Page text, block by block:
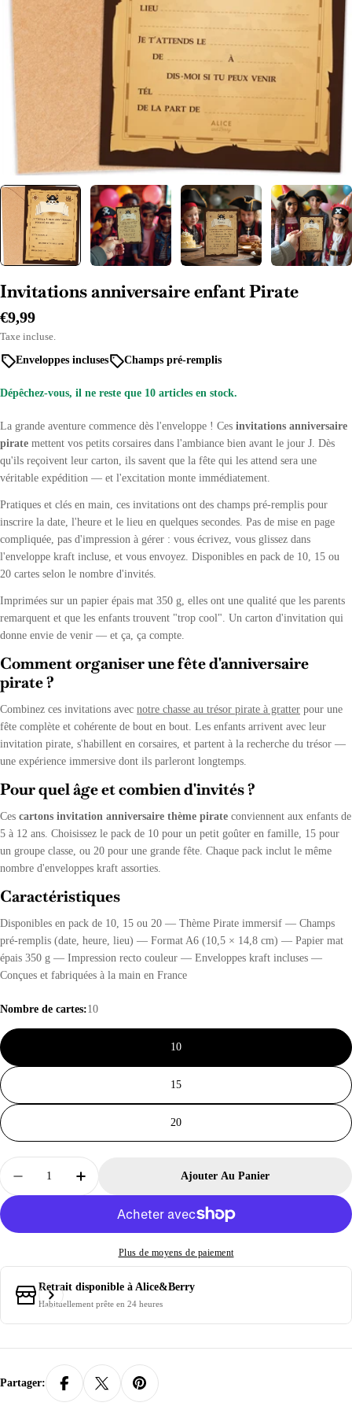
le média 0 en mode modal
Invitations anniversaire enfant Pirate
Prix
régulier
€9,99
Taxe incluse.
Enveloppes incluses Champs pré-remplis
Dépêchez-vous, il ne reste que 10 articles en stock.
La grande aventure commence dès l'enveloppe ! Ces invitations anniversaire
pirate mettent vos petits corsaires dans l'ambiance bien avant le jour J. Dès
qu'ils reçoivent leur carton, ils savent que la fête qui les attend sera une
véritable expédition — et l'excitation monte immédiatement.
Pratiques et clés en main, ces invitations ont des champs pré-remplis pour
inscrire la date, l'heure et le lieu en quelques secondes. Pas de mise en page
compliquée, pas d'impression à gérer : vous écrivez, vous glissez dans
l'enveloppe kraft incluse, et vous envoyez. Disponibles en pack de 10, 15 ou
20 cartes selon le nombre d'invités.
Imprimées sur un papier épais mat 350 g, elles ont une qualité que les parents
remarquent et que les enfants trouvent "trop cool". Un carton d'invitation qui
donne envie de venir — et ça, ça compte.
Comment organiser une fête d'anniversaire
pirate ?
Combinez ces invitations avec notre chasse au trésor pirate à gratter pour une
fête complète et cohérente de bout en bout. Les enfants arrivent avec leur
invitation pirate, s'habillent en corsaires, et partent à la recherche du trésor —
une expérience immersive dont ils parleront longtemps.
Pour quel âge et combien d'invités ?
Ces cartons invitation anniversaire thème pirate conviennent aux enfants de
5 à 12 ans. Choisissez le pack de 10 pour un petit goûter en famille, 15 pour
un groupe classe, ou 20 pour une grande fête. Chaque pack inclut le même
nombre d'enveloppes kraft assorties.
Caractéristiques
Disponibles en pack de 10, 15 ou 20 — Thème Pirate immersif — Champs
pré-remplis (date, heure, lieu) — Format A6 (10,5 × 14,8 cm) — Papier mat
épais 350 g — Impression recto couleur — Enveloppes kraft incluses —
Conçues et fabriquées à la main en France
Nombre de cartes:10
10
15
20
Quantité
Diminuer La Quantité Pour Invitations Anniversaire
Augmenter La Quantité Pour Invitations
Ajouter Au Panier
Plus de moyens de paiement
Retrait disponible à Alice&Berry
Habituellement prête en 24 heures
Partager: